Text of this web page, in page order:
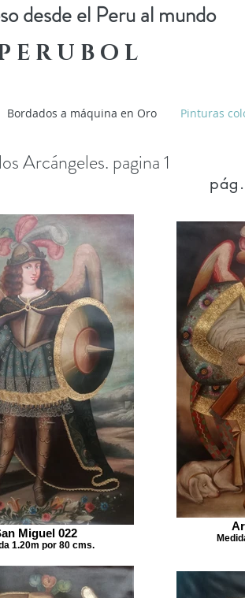
desde el Peru al mundo
E R U B O L
Bordados a máquina en Oro Pinturas
Arcángeles. pagina 1
Miguel 022
1.20m por 80 cms.